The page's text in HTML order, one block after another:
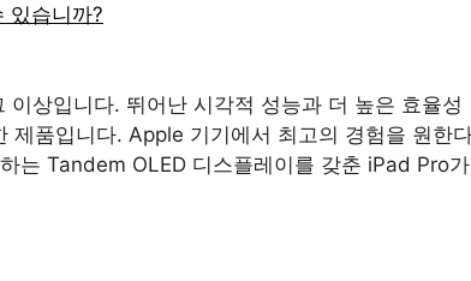
있습니까?
상입니다. 뛰어난 시각적 성능과 더 높은 효율성
제품입니다. Apple 기기에서 최고의 경험을 원한
는 Tandem OLED 디스플레이를 갖춘 iPad Pro가